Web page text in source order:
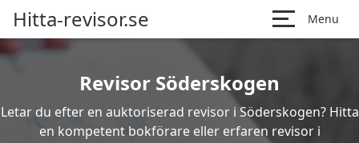
Hitta-revisor.se Menu
Revisor Söderskogen
Letar du efter en auktoriserad revisor i Söderskogen? Hitta
en kompetent bokförare eller erfaren revisor i